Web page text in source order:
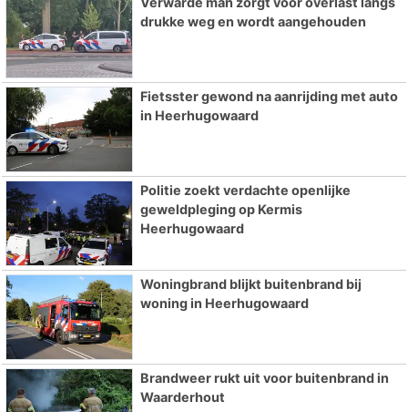
drukke weg en wordt aangehouden
Fietsster gewond na aanrijding met auto
in Heerhugowaard
Politie zoekt verdachte openlijke
geweldpleging op Kermis
Heerhugowaard
Woningbrand blijkt buitenbrand bij
woning in Heerhugowaard
Brandweer rukt uit voor buitenbrand in
Waarderhout